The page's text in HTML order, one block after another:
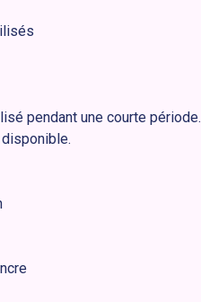
pendant une courte période.